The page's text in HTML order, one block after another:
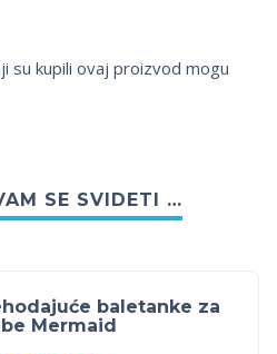
su kupili ovaj proizvod mogu
SE SVIDETI …
baletanke za
Mermaid